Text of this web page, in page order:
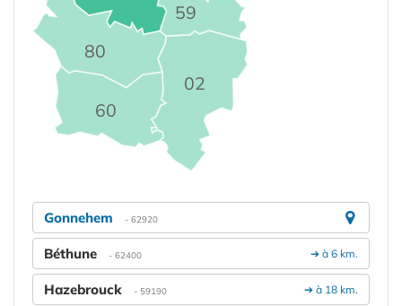
02
59
60
80
Gonnehem - 62920
➔ à 6 km.
Béthune - 62400
➔ à 18 km.
Hazebrouck - 59190